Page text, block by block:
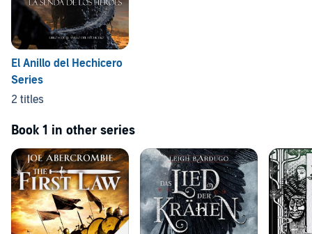
El Anillo del Hechicero
Series
2 titles
Book 1 in other series